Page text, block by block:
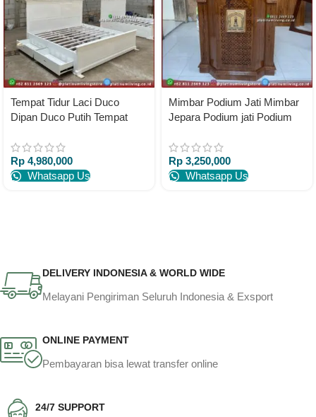
Tempat Tidur Laci Duco
Dipan Duco Putih Tempat
Rp 4,980,000
Whatsapp Us
Mimbar Podium Jati Mimbar
Jepara Podium jati Podium
Rp 3,250,000
Whatsapp Us
DELIVERY INDONESIA & WORLD WIDE
Melayani Pengiriman Seluruh Indonesia & Exsport
ONLINE PAYMENT
Pembayaran bisa lewat transfer online
24/7 SUPPORT